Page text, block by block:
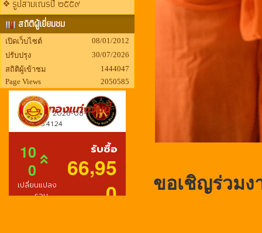
รูปสามเณรปี ๒๕๕๙
สถิติผู้เยี่ยมชม
เปิดเว็บไซต์
08/01/2012
ปรับปรุง
30/07/2026
สถิติผู้เข้าชม
1444047
Page Views
2050585
ขอเชิญร่วมง